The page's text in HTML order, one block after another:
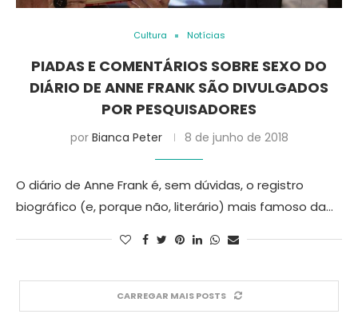
Cultura Notícias
PIADAS E COMENTÁRIOS SOBRE SEXO DO
DIÁRIO DE ANNE FRANK SÃO DIVULGADOS
POR PESQUISADORES
por Bianca Peter 8 de junho de 2018
O diário de Anne Frank é, sem dúvidas, o registro
biográfico (e, porque não, literário) mais famoso da…
CARREGAR MAIS POSTS